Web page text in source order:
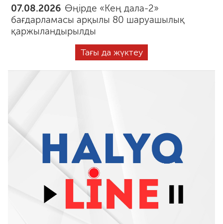
07.08.2026 Өңірде «Кең дала-2»
бағдарламасы арқылы 80 шаруашылық
қаржыландырылды
Тағы да жүктеу